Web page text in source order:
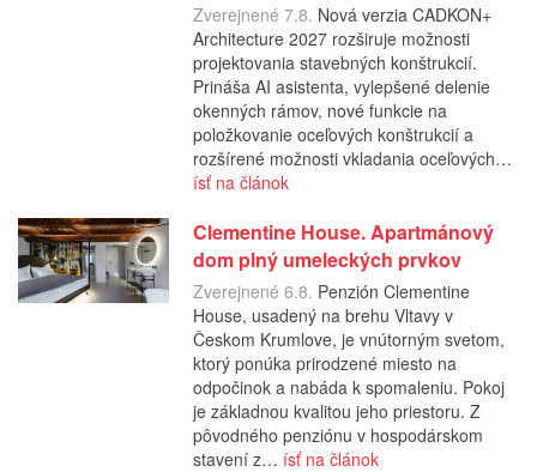
Zverejnené 7.8. Nová verzia CADKON+
Architecture 2027 rozširuje možnosti
projektovania stavebných konštrukcií.
Prináša AI asistenta, vylepšené delenie
okenných rámov, nové funkcie na
položkovanie oceľových konštrukcií a
rozšírené možnosti vkladania oceľových…
ísť na článok
Clementine House. Apartmánový
dom plný umeleckých prvkov
Zverejnené 6.8. Penzión Clementine
House, usadený na brehu Vltavy v
Českom Krumlove, je vnútorným svetom,
ktorý ponúka prirodzené miesto na
odpočinok a nabáda k spomaleniu. Pokoj
je základnou kvalitou jeho priestoru. Z
pôvodného penziónu v hospodárskom
stavení z… ísť na článok